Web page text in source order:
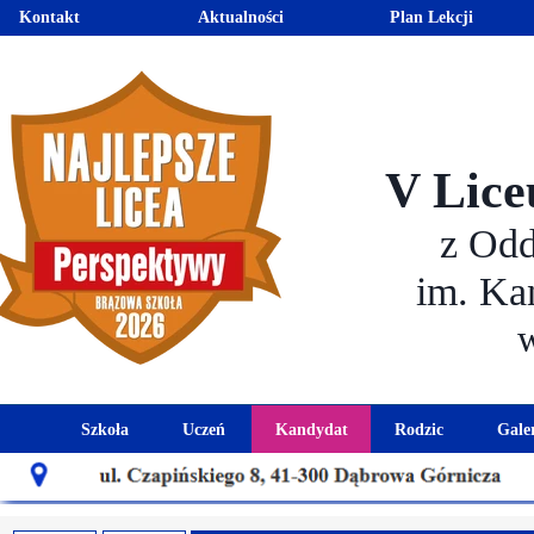
Rodzic
Harmonogram
Szkoła
Historia szkoły
Uczeń
Kalendarz roku szkolnego
Kandydat
Aktualności dla
V
z
im.
Plan Lekcji
Aktualności
Kontakt